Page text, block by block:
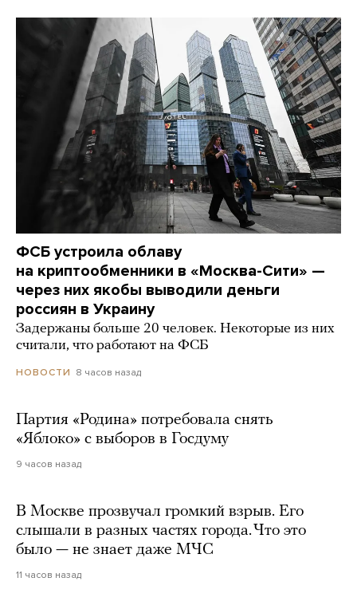
ФСБ устроила облаву
на криптообменники в «Москва-Сити» —
через них якобы выводили деньги
россиян в Украину
Задержаны больше 20 человек. Некоторые из них
считали, что работают на ФСБ
НОВОСТИ 8 часов назад
Партия «Родина» потребовала снять
«Яблоко» с выборов в Госдуму
9 часов назад
В Москве прозвучал громкий взрыв. Его
слышали в разных частях города. Что это
было — не знает даже МЧС
11 часов назад